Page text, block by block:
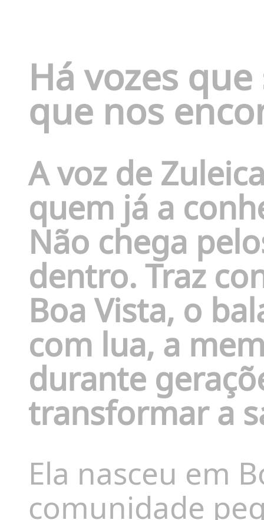
Há vozes
que nos
A voz de
quem já a
Não chega
dentro. Traz
Boa Vista, o
com lua, a
durante
transformar a
Ela nasceu em
comunidade